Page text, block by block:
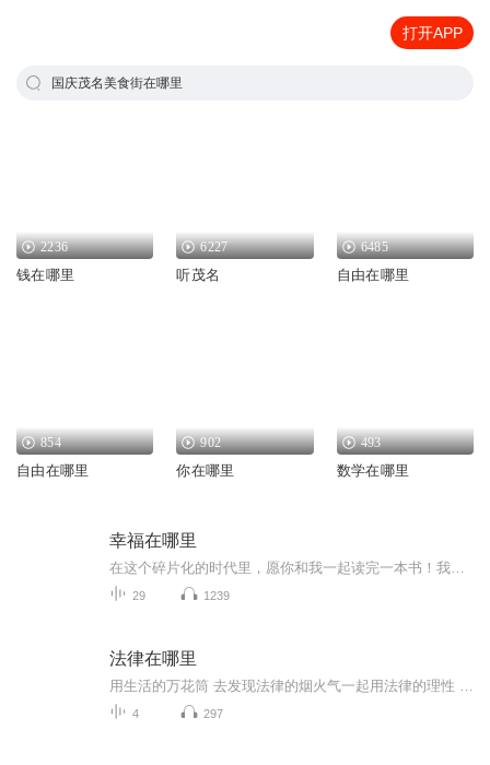
打开APP
国庆茂名美食街在哪里
2236
钱在哪里
6227
听茂名
6485
自由在哪里
854
自由在哪里
902
你在哪里
493
数学在哪里
幸福在哪里
29 1239
法律在哪里
4 297